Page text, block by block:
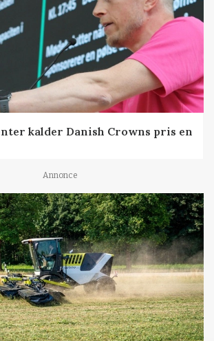
kalder Danish Crowns pris en
Annonce